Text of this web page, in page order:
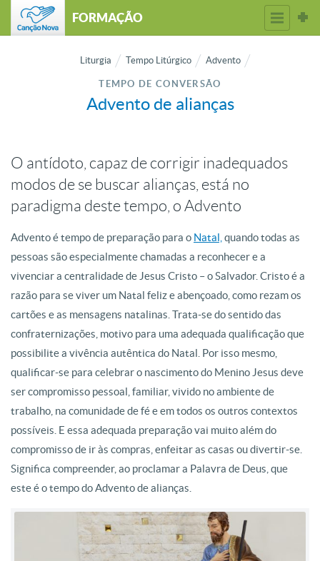
FORMAÇÃO
Liturgia Tempo Litúrgico Advento
TEMPO DE CONVERSÃO
Advento de alianças
O antídoto, capaz de corrigir inadequados
modos de se buscar alianças, está no
paradigma deste tempo, o Advento
Advento é tempo de preparação para o Natal, quando todas as
pessoas são especialmente chamadas a reconhecer e a
vivenciar a centralidade de Jesus Cristo – o Salvador. Cristo é a
razão para se viver um Natal feliz e abençoado, como rezam os
cartões e as mensagens natalinas. Trata-se do sentido das
confraternizações, motivo para uma adequada qualificação que
possibilite a vivência autêntica do Natal. Por isso mesmo,
qualificar-se para celebrar o nascimento do Menino Jesus deve
ser compromisso pessoal, familiar, vivido no ambiente de
trabalho, na comunidade de fé e em todos os outros contextos
possíveis. E essa adequada preparação vai muito além do
compromisso de ir às compras, enfeitar as casas ou divertir-se.
Significa compreender, ao proclamar a Palavra de Deus, que
este é o tempo do Advento de alianças.